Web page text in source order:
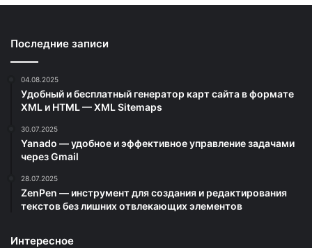
Последние записи
04.08.2025
Удобный и бесплатный генератор карт сайта в формате
XML и HTML — XML Sitemaps
30.07.2025
Yanado — удобное и эффективное управление задачами
через Gmail
28.07.2025
ZenPen — инструмент для создания и редактирования
текстов без лишних отвлекающих элементов
Интересное